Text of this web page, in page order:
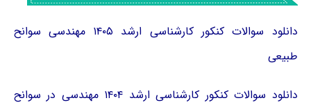
دانلود سوالات کنکور کارشناسی ارشد ۱۴۰۵ مهندسی سوانح
طبیعی
دانلود سوالات کنکور کارشناسی ارشد ۱۴۰۴ مهندسی در سوانح